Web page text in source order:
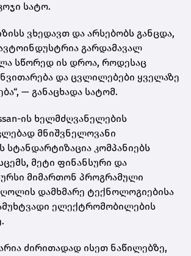
სატო.
ვხედავთ და არსებობს განცდა,
გარდამავალ
სწორედ ის დროა, როდესაც
და ცვლილებები ყველაზე
— განაცხადა სატომ.
ის ხელმძღვანელების
მნიშვნელოვანი
სტანდარტიზაცია კომპანიებს
მეტი ფინანსური და
მიმართონ პროგრამული
დამხმარე ტექნოლოგიებისა
ელექტრომობილების
ძირითადად ისეთ ნაწილებზე,